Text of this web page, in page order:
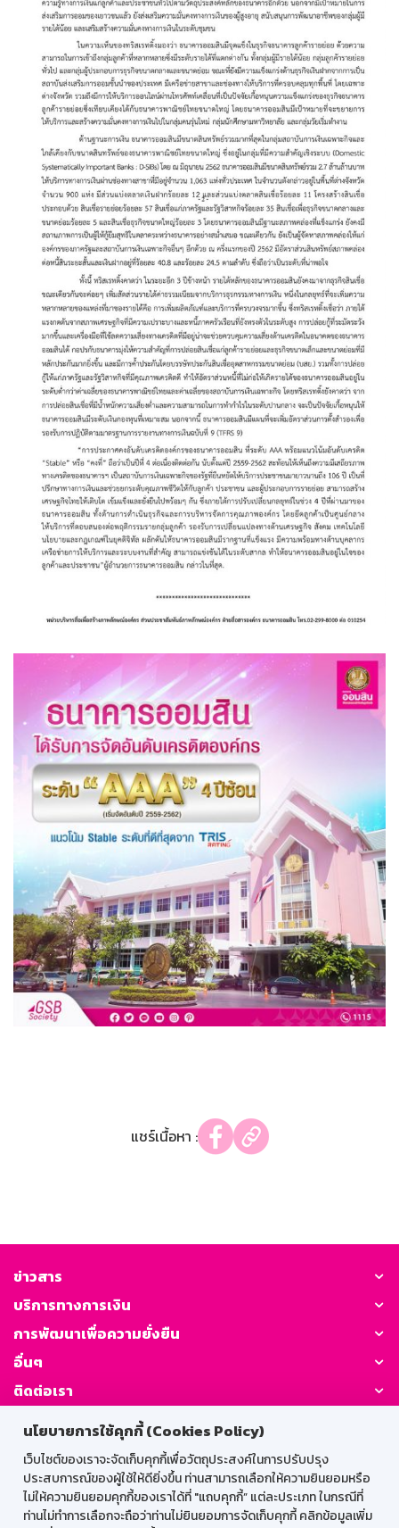
นโยบายการใช้คุกกี้ (Cookies Policy)
เว็บไซต์ของเราจะจัดเก็บคุกกี้เพื่อวัตถุประสงค์ในการปรับปรุง
ประสบการณ์ของผู้ใช้ให้ดียิ่งขึ้น ท่านสามารถเลือกให้ความยินยอมหรือ
ไม่ให้ความยินยอมคุกกี้ของเราได้ที่ "แถบคุกกี้” แต่ละประเภท ในกรณีที่
ท่านไม่ทำการเลือกจะถือว่าท่านไม่ยินยอมการจัดเก็บคุกกี้ คลิกข้อมูลเพิ่ม
แชร์เนื้อหา :
ข่าวสาร
บริการทางการเงิน
การพัฒนาเพื่อความยั่งยืน
อื่นๆ
ติดต่อเรา
GSB Society:
สำหรับพนักงาน